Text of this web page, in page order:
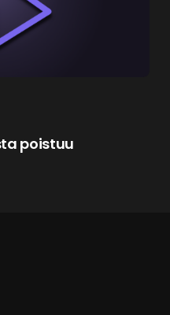
poistuu